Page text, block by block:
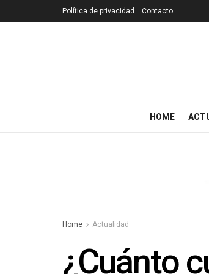
Política de privacidad Contacto
HOME
Home Actualidad
¿Cuánto